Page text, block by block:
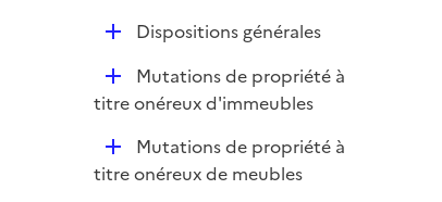
p
l
i
e
r
D
l
r
Dispositions générales
D
é
i
Mutations de propriété à
titre onéreux d'immeubles
D
é
Mutations de propriété à
titre onéreux de meubles